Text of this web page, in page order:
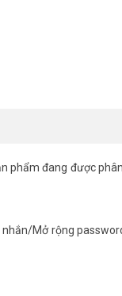
phẩm đang được
Mở rộng